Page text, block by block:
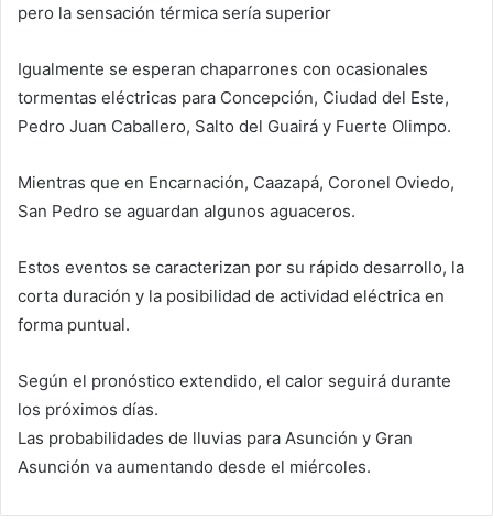
pero la sensación térmica sería superior
Igualmente se esperan chaparrones con ocasionales
tormentas eléctricas para Concepción, Ciudad del Este,
Pedro Juan Caballero, Salto del Guairá y Fuerte Olimpo.
Mientras que en Encarnación, Caazapá, Coronel Oviedo,
San Pedro se aguardan algunos aguaceros.
Estos eventos se caracterizan por su rápido desarrollo, la
corta duración y la posibilidad de actividad eléctrica en
forma puntual.
Según el pronóstico extendido, el calor seguirá durante
los próximos días.
Las probabilidades de lluvias para Asunción y Gran
Asunción va aumentando desde el miércoles.